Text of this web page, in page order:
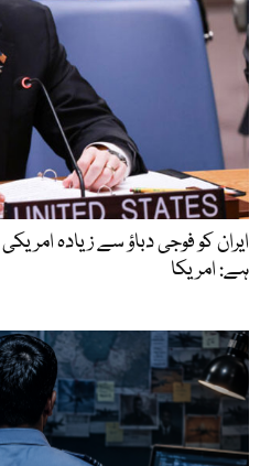
ایران کو فوجی دباؤ سے زیادہ
ہے: امریکا